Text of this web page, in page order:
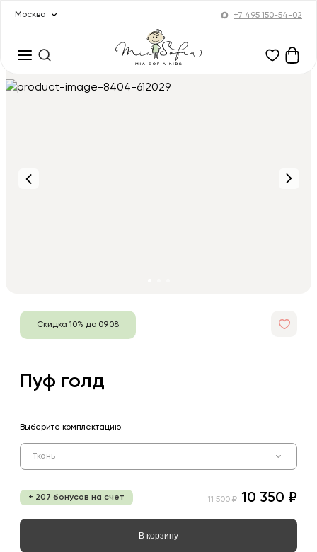
Москва +7 495 150-54-02
Скидка 10% до 09.08
Пуф голд
Выберите комплектацию:
Ткань
+ 207 бонусов на счет 11 500 ₽ 10 350 ₽
В корзину